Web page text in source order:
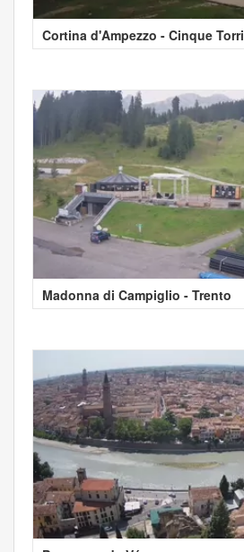
Cortina d'Ampezzo - Cinque Torri
Madonna di Campiglio - Trento